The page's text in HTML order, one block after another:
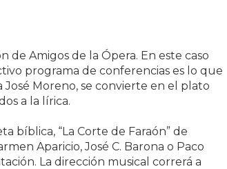
de Amigos de la Ópera. En este caso
programa de conferencias es lo que
Moreno, se convierte en el plato
a la lírica.
bíblica, “La Corte de Faraón” de
Aparicio, José C. Barona o Paco
La dirección musical correrá a